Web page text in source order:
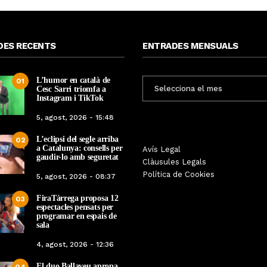
RECENTS
01
L’humor en català de
Cesc Sarri triomfa a
Instagram i TikTok
5, agost, 2026 - 15:48
02
L’eclipsi del segle arriba
a Catalunya: consells per
gaudir-lo amb seguretat
5, agost, 2026 - 08:37
03
FiraTàrrega proposa 12
espectacles pensats per
programar en espais de
sala
4, agost, 2026 - 12:36
ENTRADES MENSUALS
MENSUALS
Avís Legal
Clàusules Legals
Política de Cookies
Les Gastrosàvies protagonitzen
una gran trobada al Món Sant
Benet que referma el valor de la
cuina tradicional
Per Tàrrega Televisió
27, novembre, 2025 - 08:28
protagonista de la
Cinema Espiritual de